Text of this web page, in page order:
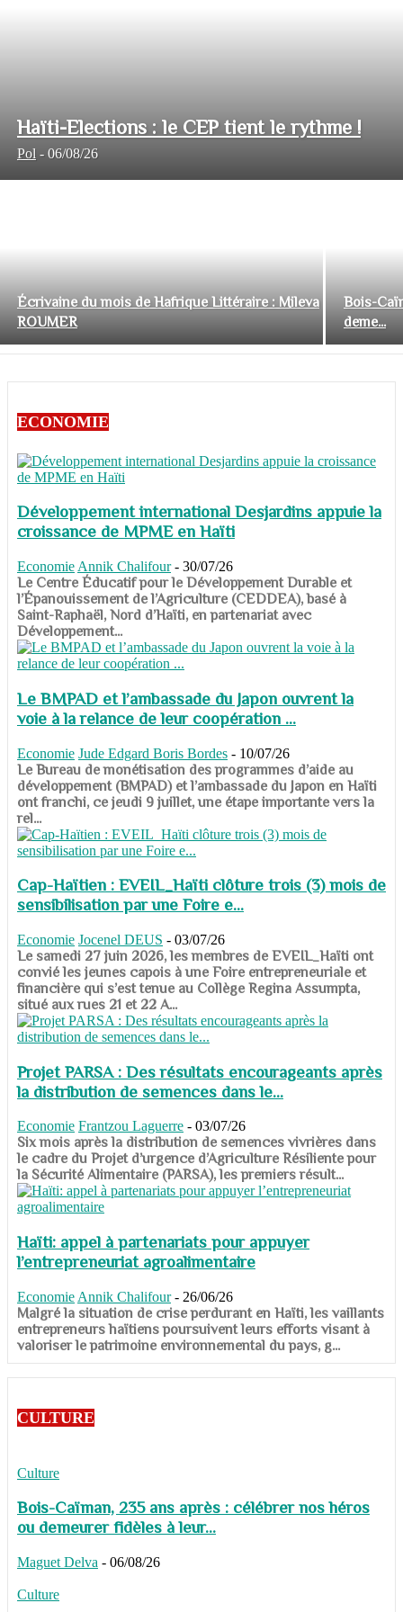
Haïti-Elections : le CEP tient le rythme !
Pol - 06/08/26
Écrivaine du mois de Hafrique Littéraire : Mileva
ROUMER
Bois-
deme...
ECONOMIE
Développement international Desjardins appuie la
croissance de MPME en Haïti
Economie Annik Chalifour - 30/07/26
​​​​​​​Le Centre Éducatif pour le Développement Durable et
l’Épanouissement de l’Agriculture (CEDDEA), basé à
Saint-Raphaël, Nord d’Haïti, en partenariat avec
Développement...
Le BMPAD et l’ambassade du Japon ouvrent la
voie à la relance de leur coopération ...
Economie Jude Edgard Boris Bordes - 10/07/26
​​​​​​​Le Bureau de monétisation des programmes d’aide au
développement (BMPAD) et l’ambassade du Japon en Haïti
ont franchi, ce jeudi 9 juillet, une étape importante vers la
rel...
Cap-Haïtien : EVEIL_Haïti clôture trois (3) mois de
sensibilisation par une Foire e...
Economie Jocenel DEUS - 03/07/26
Le samedi 27 juin 2026, les membres de EVEIL_Haïti ont
convié les jeunes capois à une Foire entrepreneuriale et
financière qui s’est tenue au Collège Regina Assumpta,
situé aux rues 21 et 22 A...
Projet PARSA : Des résultats encourageants après
la distribution de semences dans le...
Economie Frantzou Laguerre - 03/07/26
​​​​​​​Six mois après la distribution de semences vivrières dans
le cadre du Projet d’urgence d’Agriculture Résiliente pour
la Sécurité Alimentaire (PARSA), les premiers résult...
Haïti: appel à partenariats pour appuyer
l’entrepreneuriat agroalimentaire
Economie Annik Chalifour - 26/06/26
​​​​​​​Malgré la situation de crise perdurant en Haïti, les vaillants
entrepreneurs haïtiens poursuivent leurs efforts visant à
valoriser le patrimoine environnemental du pays, g...
CULTURE
Culture
Bois-Caïman, 235 ans après : célébrer nos héros
ou demeurer fidèles à leur...
Maguet Delva - 06/08/26
Culture